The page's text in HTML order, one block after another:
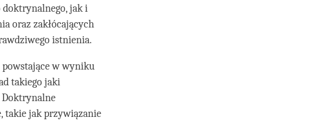
jak i
oraz zakłócających
istnienia.
w wyniku
takiego jaki
takie jak przywiązanie